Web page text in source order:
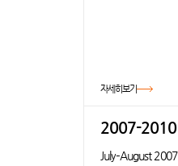
자세히보기
2007-2010
July–August 2007